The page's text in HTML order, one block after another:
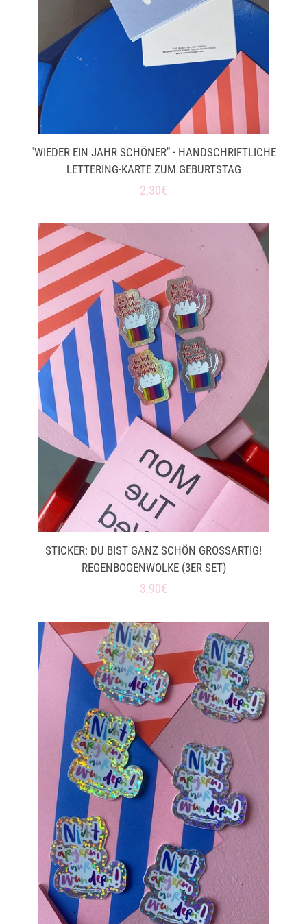
"WIEDER EIN JAHR SCHÖNER" - HANDSCHRIFTLICHE
LETTERING-KARTE ZUM GEBURTSTAG
Normaler
2,30€
STICKER: DU BIST GANZ SCHÖN GROSSARTIG! R
EGENBOGENWOLKE (3ER SET)
Normaler
3,90€